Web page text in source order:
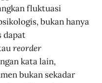
fluktuasi
bukan hanya
dapat
reorder
kata lain,
bukan sekadar